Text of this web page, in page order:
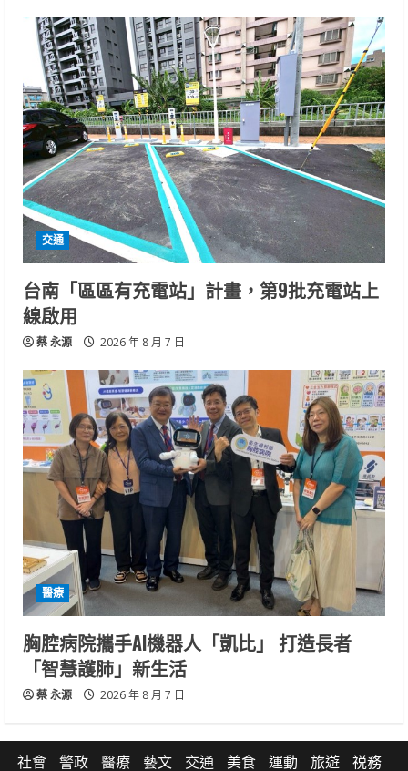
交通
台南「區區有充電站」計畫，第9批充電站上
線啟用
蔡 永源 2026 年 8 月 7 日
醫療
胸腔病院攜手AI機器人「凱比」 打造長者
「智慧護肺」新生活
蔡 永源 2026 年 8 月 7 日
社會 警政 醫療 藝文 交通 美食 運動 旅遊 祱務